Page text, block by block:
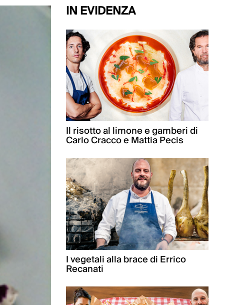
IN EVIDENZA
Il risotto al limone e gamberi di
Carlo Cracco e Mattia Pecis
I vegetali alla brace di Errico
Recanati